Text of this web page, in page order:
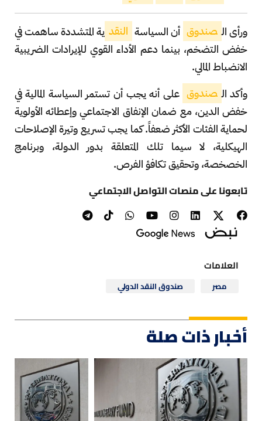
ورأى ال صندوق أن السياسة النقد ية المتشددة ساهمت في
خفض التضخم، بينما دعم الأداء القوي للإيرادات الضريبية
الانضباط المالي.
وأكد ال صندوق على أنه يجب أن تستمر السياسة المالية في
خفض الدين، مع ضمان الإنفاق الاجتماعي وإعطائه الأولوية
لحماية الفئات الأكثر ضعفاً. كما يجب تسريع وتيرة الإصلاحات
الهيكلية، لا سيما تلك المتعلقة بدور الدولة، وبرنامج
الخصخصة، وتحقيق تكافؤ الفرص.
تابعونا على منصات التواصل الاجتماعي
العلامات
مصر صندوق النقد الدولي
أخبار ذات صلة